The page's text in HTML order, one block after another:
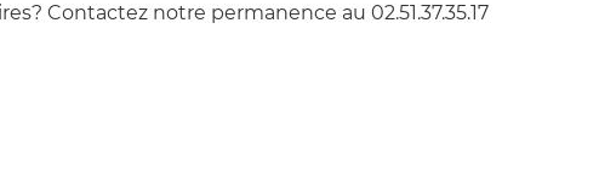
Contactez notre permanence au 02.51.37.35.17